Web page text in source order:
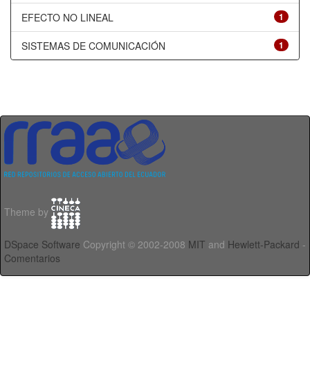
1
EFECTO NO LINEAL
1
SISTEMAS DE COMUNICACIÓN
Theme by
DSpace Software Copyright © 2002-2008 MIT and Hewlett-Packard -
Comentarios